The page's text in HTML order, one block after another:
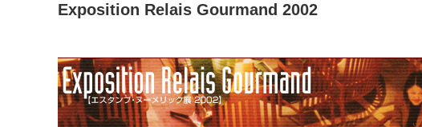
Exposition Relais Gourmand 2002